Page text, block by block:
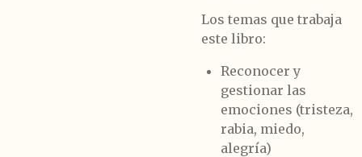
Los temas que trabaja
este libro:
Reconocer y
gestionar las
emociones (tristeza,
rabia, miedo,
alegría)